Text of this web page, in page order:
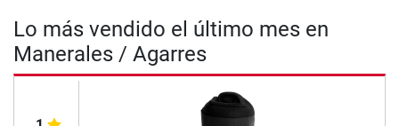
Lo más vendido el último mes en
Manerales / Agarres